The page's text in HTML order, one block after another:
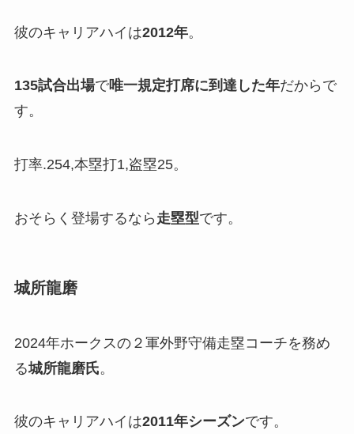
彼のキャリアハイは2012年。
135試合出場で唯一規定打席に到達した年だからで
す。
打率.254,本塁打1,盗塁25。
おそらく登場するなら 走塁型です。
城所龍磨
2024年ホークスの２軍外野守備走塁コーチを務め
る城所龍磨氏。
彼のキャリアハイは2011年シーズンです。